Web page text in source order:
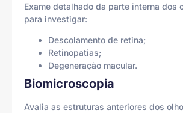
Exame detalhado da parte interna dos
para investigar:
Descolamento de retina;
Retinopatias;
Degeneração macular.
Biomicroscopia
Avalia as estruturas anteriores dos